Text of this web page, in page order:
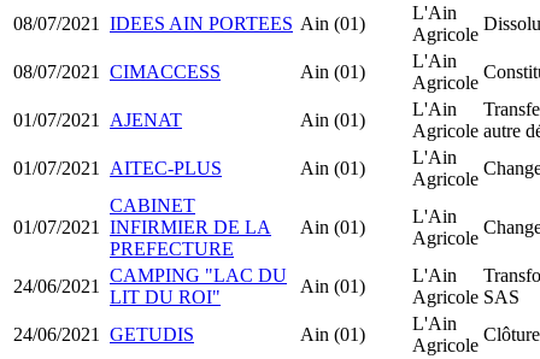
08/07/2021
IDEES AIN PORTEES Ain (01)
L'Ain
Agricole
08/07/2021 CIMACCESS Ain (01)
L'Ain
Agricole
01/07/2021 AJENAT Ain (01)
L'Ain
Agricole autre
01/07/2021
AITEC-PLUS Ain (01)
L'Ain
Agricole
01/07/2021
CABINET
INFIRMIER DE LA
PREFECTURE
Ain (01)
L'Ain
Agricole
24/06/2021
CAMPING "LAC DU
LIT DU ROI"
Ain (01)
L'Ain
Agricole SAS
24/06/2021
GETUDIS Ain (01)
L'Ain
Agricole